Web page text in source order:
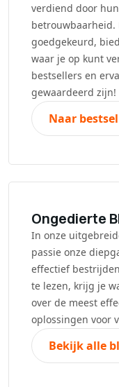
verdiend door
betrouwbaarheid.
goedgekeurd,
waar je op kunt
bestsellers en
gewaardeerd zijn!
Naar
Ongedierte
In onze
passie onze
effectief
te lezen, krijg je
over de meest
oplossingen voor
Bekijk alle